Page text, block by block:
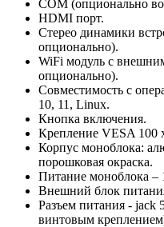
COM (опционально
HDMI порт.
Стерео динамики
опционально).
WiFi модуль с
опционально).
Совместимость с
10, 11, Linux.
Кнопка включения.
Крепление VESA 100
Корпус моноблока:
порошковая окраска.
Питание моноблока –
Внешний блок
Разъем питания - jack
винтовым